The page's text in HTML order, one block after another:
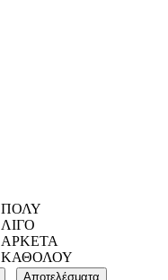
ΠΟΛΥ
ΛΙΓΟ
ΑΡΚΕΤΑ
ΚΑΘΟΛΟΥ